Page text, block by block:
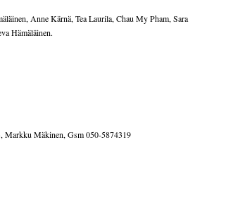
Anne Kärnä, Tea Laurila, Chau My Pham, Sara
Hämäläinen.
Markku Mäkinen, Gsm 050-5874319